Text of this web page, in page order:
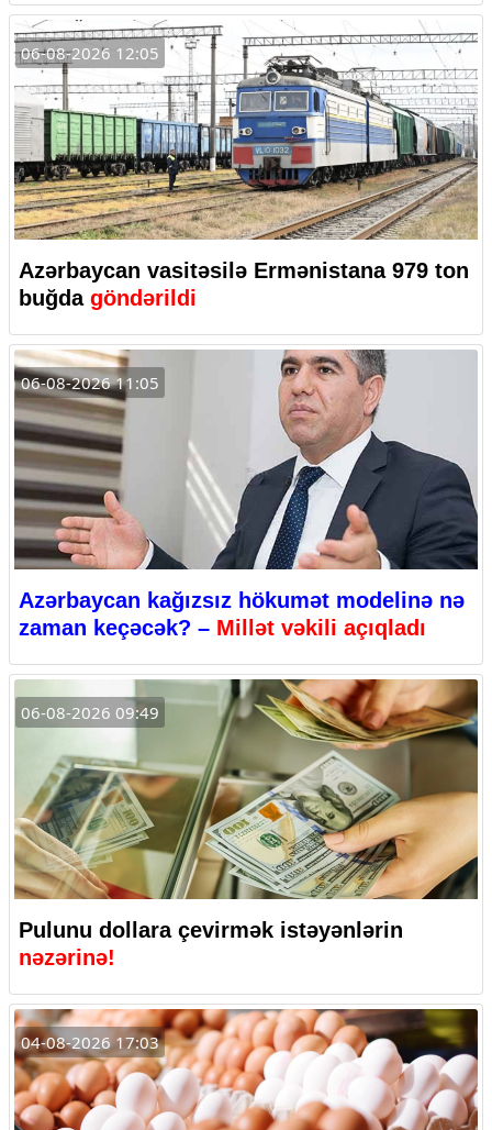
06-08-2026 12:05
Azərbaycan vasitəsilə Ermənistana 979 ton
buğda göndərildi
06-08-2026 11:05
Azərbaycan kağızsız hökumət modelinə nə
zaman keçəcək? – Millət vəkili açıqladı
06-08-2026 09:49
Pulunu dollara çevirmək istəyənlərin
nəzərinə!
04-08-2026 17:03